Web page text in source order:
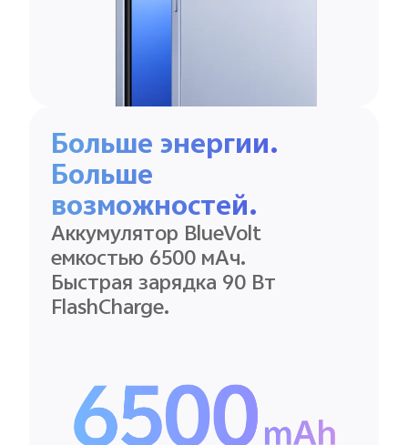
Больше энергии.
Больше
возможностей.
Аккумулятор BlueVolt
емкостью 6500 мАч.
Быстрая зарядка 90 Вт
FlashCharge.